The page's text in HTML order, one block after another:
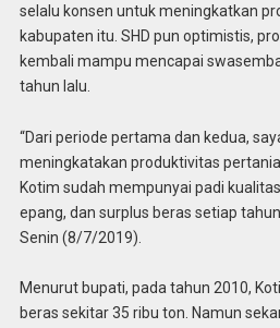
selalu konsen untuk meningkatkan
kabupaten itu. SHD pun optimistis,
kembali mampu mencapai
tahun lalu.
“Dari periode pertama dan kedua,
meningkatakan produktivitas
Kotim sudah mempunyai padi
epang, dan surplus beras setiap
Senin (8/7/2019).
Menurut bupati, pada tahun 2010,
beras sekitar 35 ribu ton. Namun